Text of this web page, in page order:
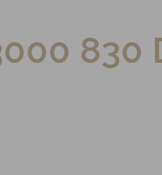
830